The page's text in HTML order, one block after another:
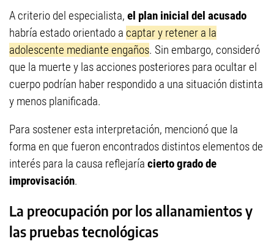
A criterio del especialista, el plan inicial del acusado
habría estado orientado a captar y retener a la
adolescente mediante engaños. Sin embargo, consideró
que la muerte y las acciones posteriores para ocultar el
cuerpo podrían haber respondido a una situación distinta
y menos planificada.
Para sostener esta interpretación, mencionó que la
forma en que fueron encontrados distintos elementos de
interés para la causa reflejaría cierto grado de
improvisación.
La preocupación por los allanamientos y
las pruebas tecnológicas